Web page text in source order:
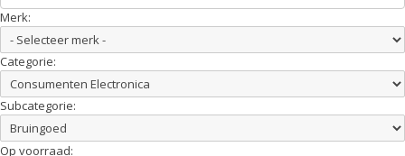
Merk:
Categorie:
Subcategorie:
Op voorraad: